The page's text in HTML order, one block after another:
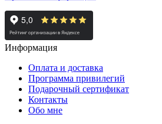
Информация
Оплата и доставка
Программа привилегий
Подарочный сертификат
Контакты
Обо мне